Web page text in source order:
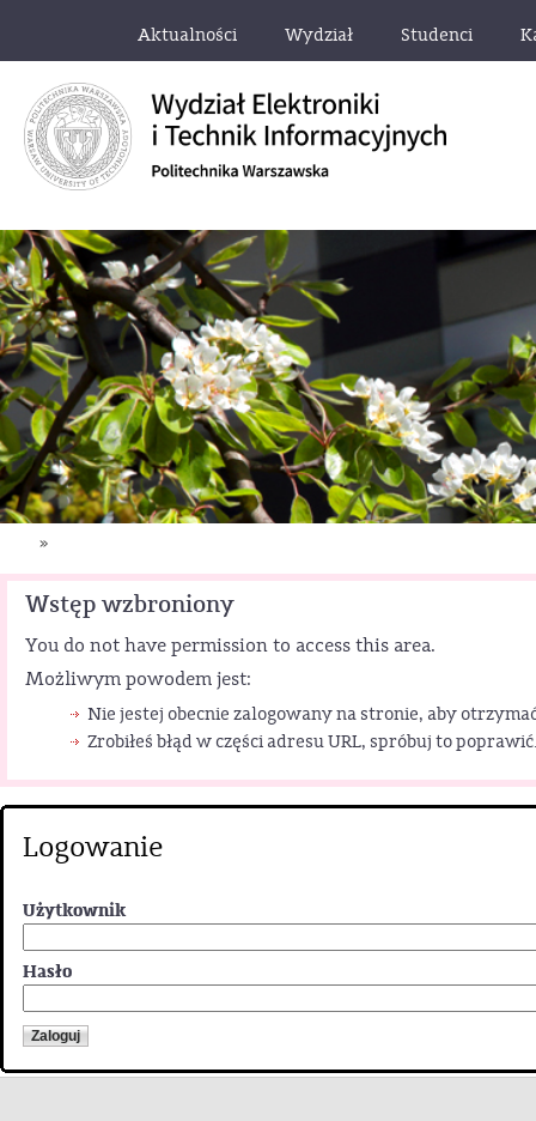
Aktualności Wydział Studenci
»
Wstęp wzbroniony
You do not have permission to access this area.
Możliwym powodem jest:
Nie jestej obecnie zalogowany na stronie, aby
Zrobiłeś błąd w części adresu URL, spróbuj to
Logowanie
Użytkownik
Hasło